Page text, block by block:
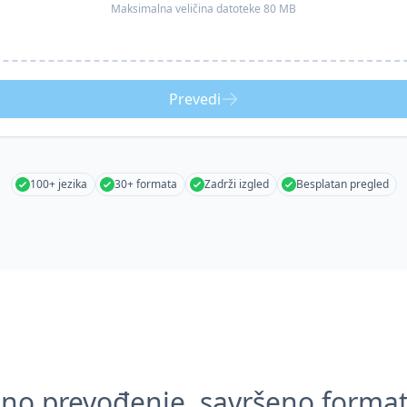
Maksimalna veličina datoteke 80 MB
Prevedi
100+ jezika 30+ formata Zadrži izgled Besplatan pregled